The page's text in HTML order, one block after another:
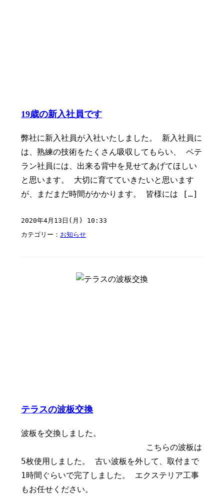
19歳の新入社員です
弊社に新入社員が入社いたしました。 新入社員に
は、熟練の技術をたくさん吸収してもらい、 ベテ
ラン社員には、出来る背中を見せてあげてほしい
と思います。 大切に育てていきたいと思います
が、まだまだ時間がかかります。 皆様には […]
2020年4月13日(月) 10:33
カテゴリー： お知らせ
テラスの波板交換
波板を交換しました。
こちらの波板は
5枚使用しました。 古い波板を外して、取付まで
1時間ぐらいで完了しました。 エクステリア工事
もお任せください。